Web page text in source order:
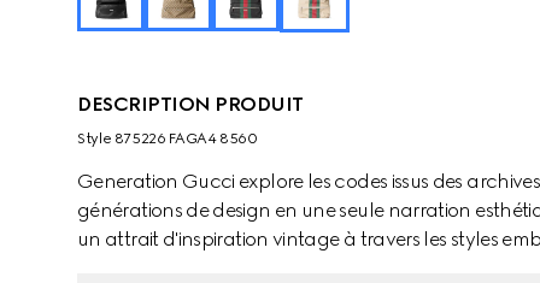
DESCRIPTION PRODUIT
Style ‎875226 FAGA4 8560
Generation Gucci explore les codes issus des
générations de design en une seule narration
un attrait d'inspiration vintage à travers les styles